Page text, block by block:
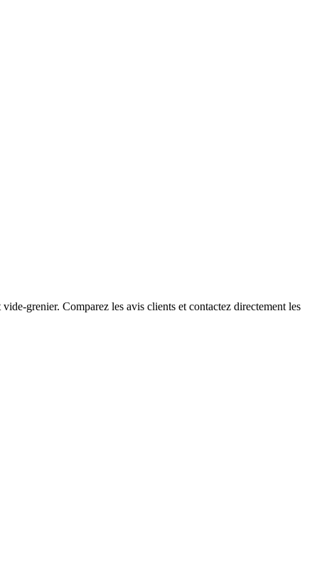
grenier. Comparez les avis clients et contactez directement les